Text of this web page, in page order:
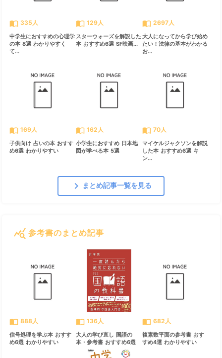
import_contacts 335人
中学生におすすめの心理学
の本 8選 わかりやすく
て...
import_contacts 129人
スターウォーズを解説した
本 おすすめ6選 SF映画...
import_contacts 2697人
大人になってから学び始め
たい！法律の基本がわかる
お...
import_contacts 169人
子供向け 占いの本 おすす
め6選 わかりやすい
import_contacts 162人
小学生におすすめ 日本地
図が学べる本 5選
import_contacts 70人
マイケルジャクソンを解説
した本 おすすめ6選 キ
ン...
chevron_right まとめ記事一覧を見る
query_stats 参考書のまとめ記事
import_contacts 888人
信号処理を学ぶ本 おすす
め6選 わかりやすい
import_contacts 136人
大人の学び直し 国語の
本・参考書 おすすめ6選
import_contacts 682人
複素数平面の参考書 おす
すめ4選 わかりやすい